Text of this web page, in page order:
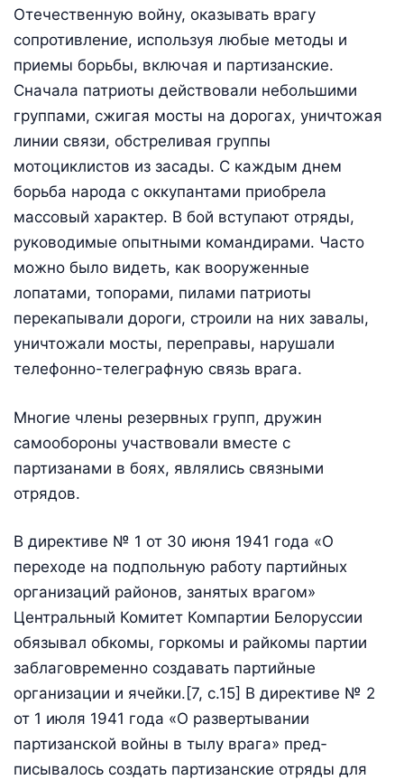
Отечественную войну, оказывать врагу
сопротивление, используя любые методы и
приемы борьбы, включая и партизанские.
Сначала патриоты действовали небольшими
группами, сжигая мосты на дорогах, уничтожая
линии связи, обстреливая группы
мотоциклистов из засады. С каждым днем
борьба народа с оккупантами приобрела
массовый характер. В бой вступают отряды,
руководимые опытными командирами. Часто
можно было видеть, как вооруженные
лопатами, топорами, пилами патриоты
перекапывали дороги, строили на них завалы,
уничтожали мосты, переправы, нарушали
телефонно-телеграфную связь врага.
Многие члены резервных групп, дружин
самообороны участвовали вместе с
партизанами в боях, являлись связными
отрядов.
В директиве № 1 от 30 июня 1941 года «О
переходе на под­польную работу партийных
организаций районов, занятых вра­гом»
Центральный Комитет Компартии Белоруссии
обязывал об­комы, горкомы и райкомы партии
заблаговременно создавать партийные
организации и ячейки.[7, c.15] В директиве № 2
от 1 июля 1941 года «О развертывании
партизанской войны в тылу врага» пред­
писывалось создать партизанские отряды для